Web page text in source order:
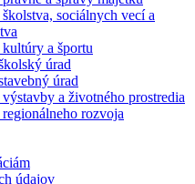
sociálnych vecí a
a športu
úrad
úrad
a životného prostredia
rozvoja
údajov